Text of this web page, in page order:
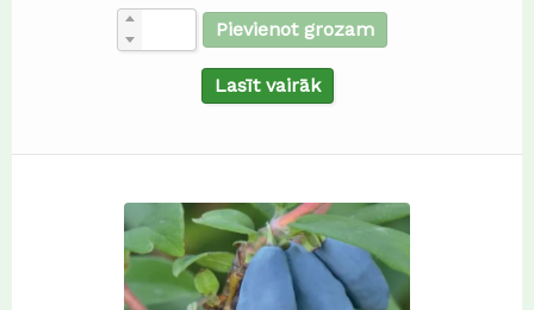
Pievienot grozam
Lasīt vairāk